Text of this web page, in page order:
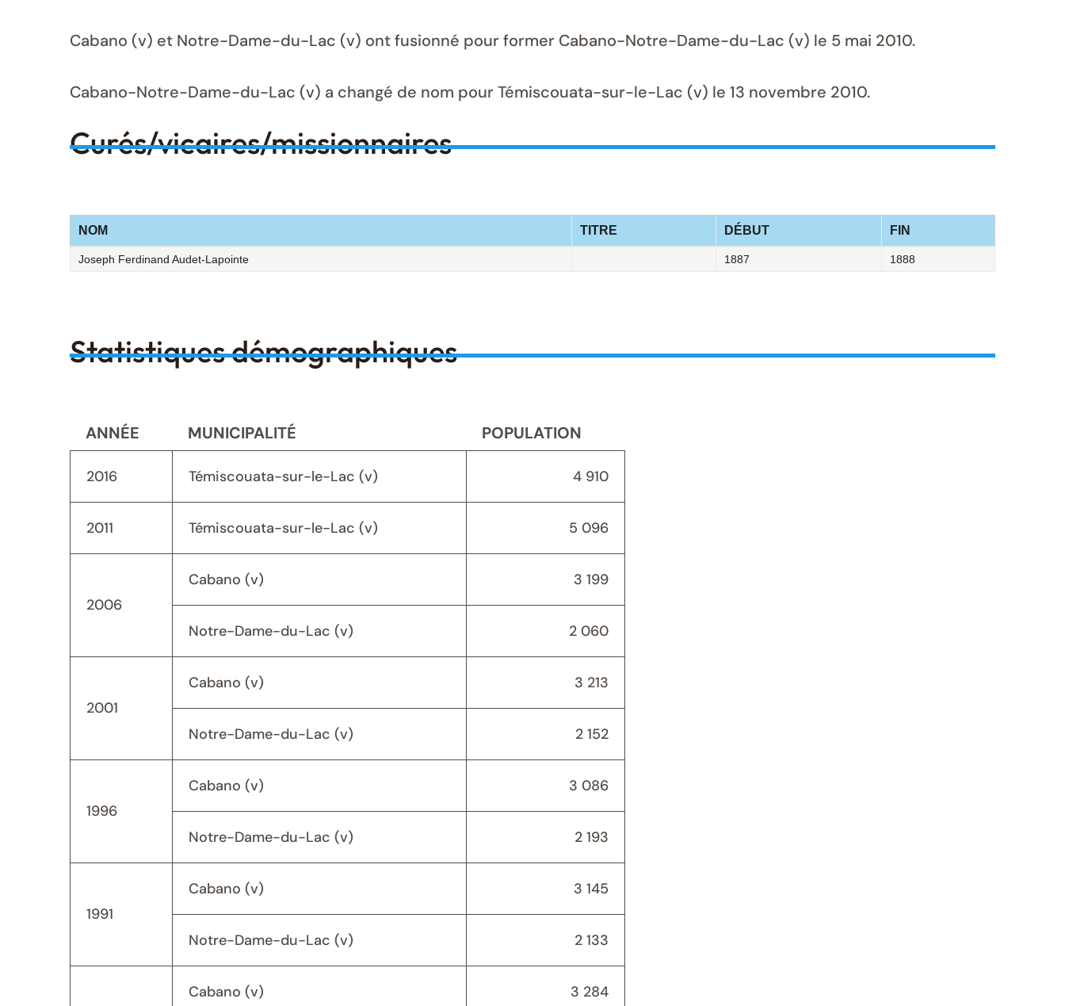
Cabano (v) et Notre-Dame-du-Lac (v) ont fusionné pour former Cabano-Notre-Dame-du-Lac (v) le 5 mai 2010.
Cabano-Notre-Dame-du-Lac (v) a changé de nom pour Témiscouata-sur-le-Lac (v) le 13 novembre 2010.
Curés/vicaires/missionnaires
NOM TITRE DÉBUT FIN
Joseph Ferdinand Audet-Lapointe 1887 1888
Statistiques démographiques
ANNÉE MUNICIPALITÉ POPULATION
2016 Témiscouata-sur-le-Lac (v) 4 910
2011 Témiscouata-sur-le-Lac (v) 5 096
2006
Cabano (v) 3 199
Notre-Dame-du-Lac (v) 2 060
2001
Cabano (v) 3 213
Notre-Dame-du-Lac (v) 2 152
1996
Cabano (v) 3 086
Notre-Dame-du-Lac (v) 2 193
1991
Cabano (v) 3 145
Notre-Dame-du-Lac (v) 2 133
Cabano (v) 3 284